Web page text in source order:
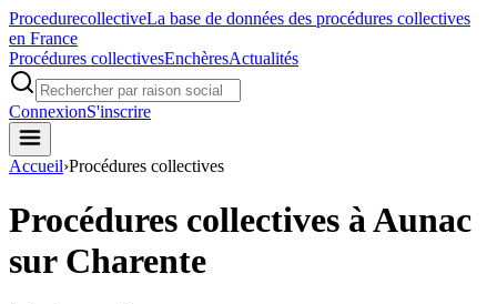
ProcedurecollectiveLa base de données des procédures collectives
en France
Procédures collectivesEnchèresActualités
ConnexionS'inscrire
Accueil›Procédures collectives
Procédures collectives à Aunac
sur Charente